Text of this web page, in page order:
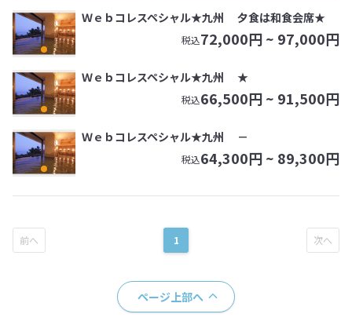
Ｗｅｂコレスペシャル★九州 夕食は和食会席★
税込72,000円 ~ 97,000円
Ｗｅｂコレスペシャル★九州 ★
税込66,500円 ~ 91,500円
Ｗｅｂコレスペシャル★九州 －
税込64,300円 ~ 89,300円
1
ページ上部へ